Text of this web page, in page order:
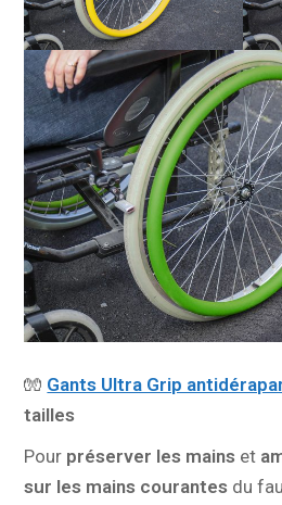
🧤 Gants Ultra Grip
tailles
Pour préserver les mains et
sur les mains courantes du